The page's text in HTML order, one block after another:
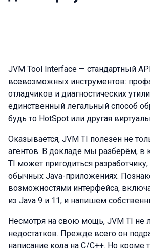
JVM Tool Interface — стандартный
всевозможных инструментов:
отладчиков и диагностических
единственный легальный способ
будь то HotSpot или другая
Оказывается, JVM TI полезен не
агентов. В докладе мы разберём, в
TI может пригодиться
обычных Java-приложениях.
возможностями интерфейса,
из Java 9 и 11, и напишем
Несмотря на свою мощь, JVM TI не
недостатков. Прежде всего он
написание кода на C/C++. Но кроме